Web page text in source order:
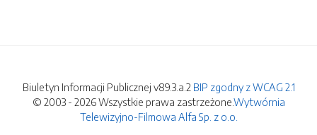
Biuletyn Informacji Publicznej v89.3.a.2 BIP zgodny z WCAG 2.1
© 2003 - 2026 Wszystkie prawa zastrzeżone.Wytwórnia
Telewizyjno-Filmowa Alfa Sp. z o.o.